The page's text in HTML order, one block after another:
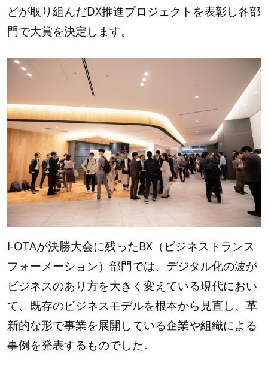
どが取り組んだDX推進プロジェクトを表彰し各部
門で大賞を決定します。
I-OTAが決勝大会に残ったBX（ビジネストランス
フォーメーション）部門では、デジタル化の波が
ビジネスのあり方を大きく変えている現代におい
て、既存のビジネスモデルを根本から見直し、革
新的な形で事業を展開している企業や組織による
事例を発表するものでした。